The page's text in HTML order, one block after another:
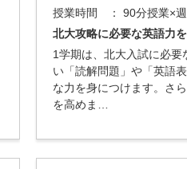
授業時間
： 90分授業×
北大攻略に必要な英語力
1学期は、北大入試に必
い「読解問題」や「英語
な力を身につけます。さ
を高めま…